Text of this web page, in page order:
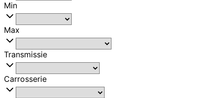
Min
Max
Transmissie
Carrosserie